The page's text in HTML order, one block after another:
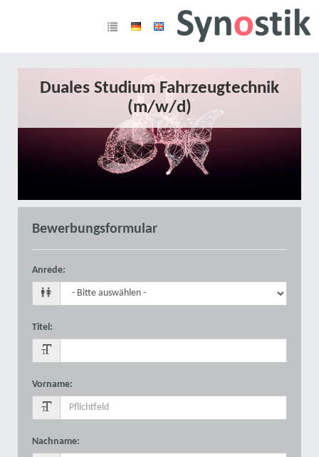
Duales Studium Fahrzeugtechnik
(m/w/d)
Bewerbungsformular
Anrede:
Titel:
Vorname:
Nachname: